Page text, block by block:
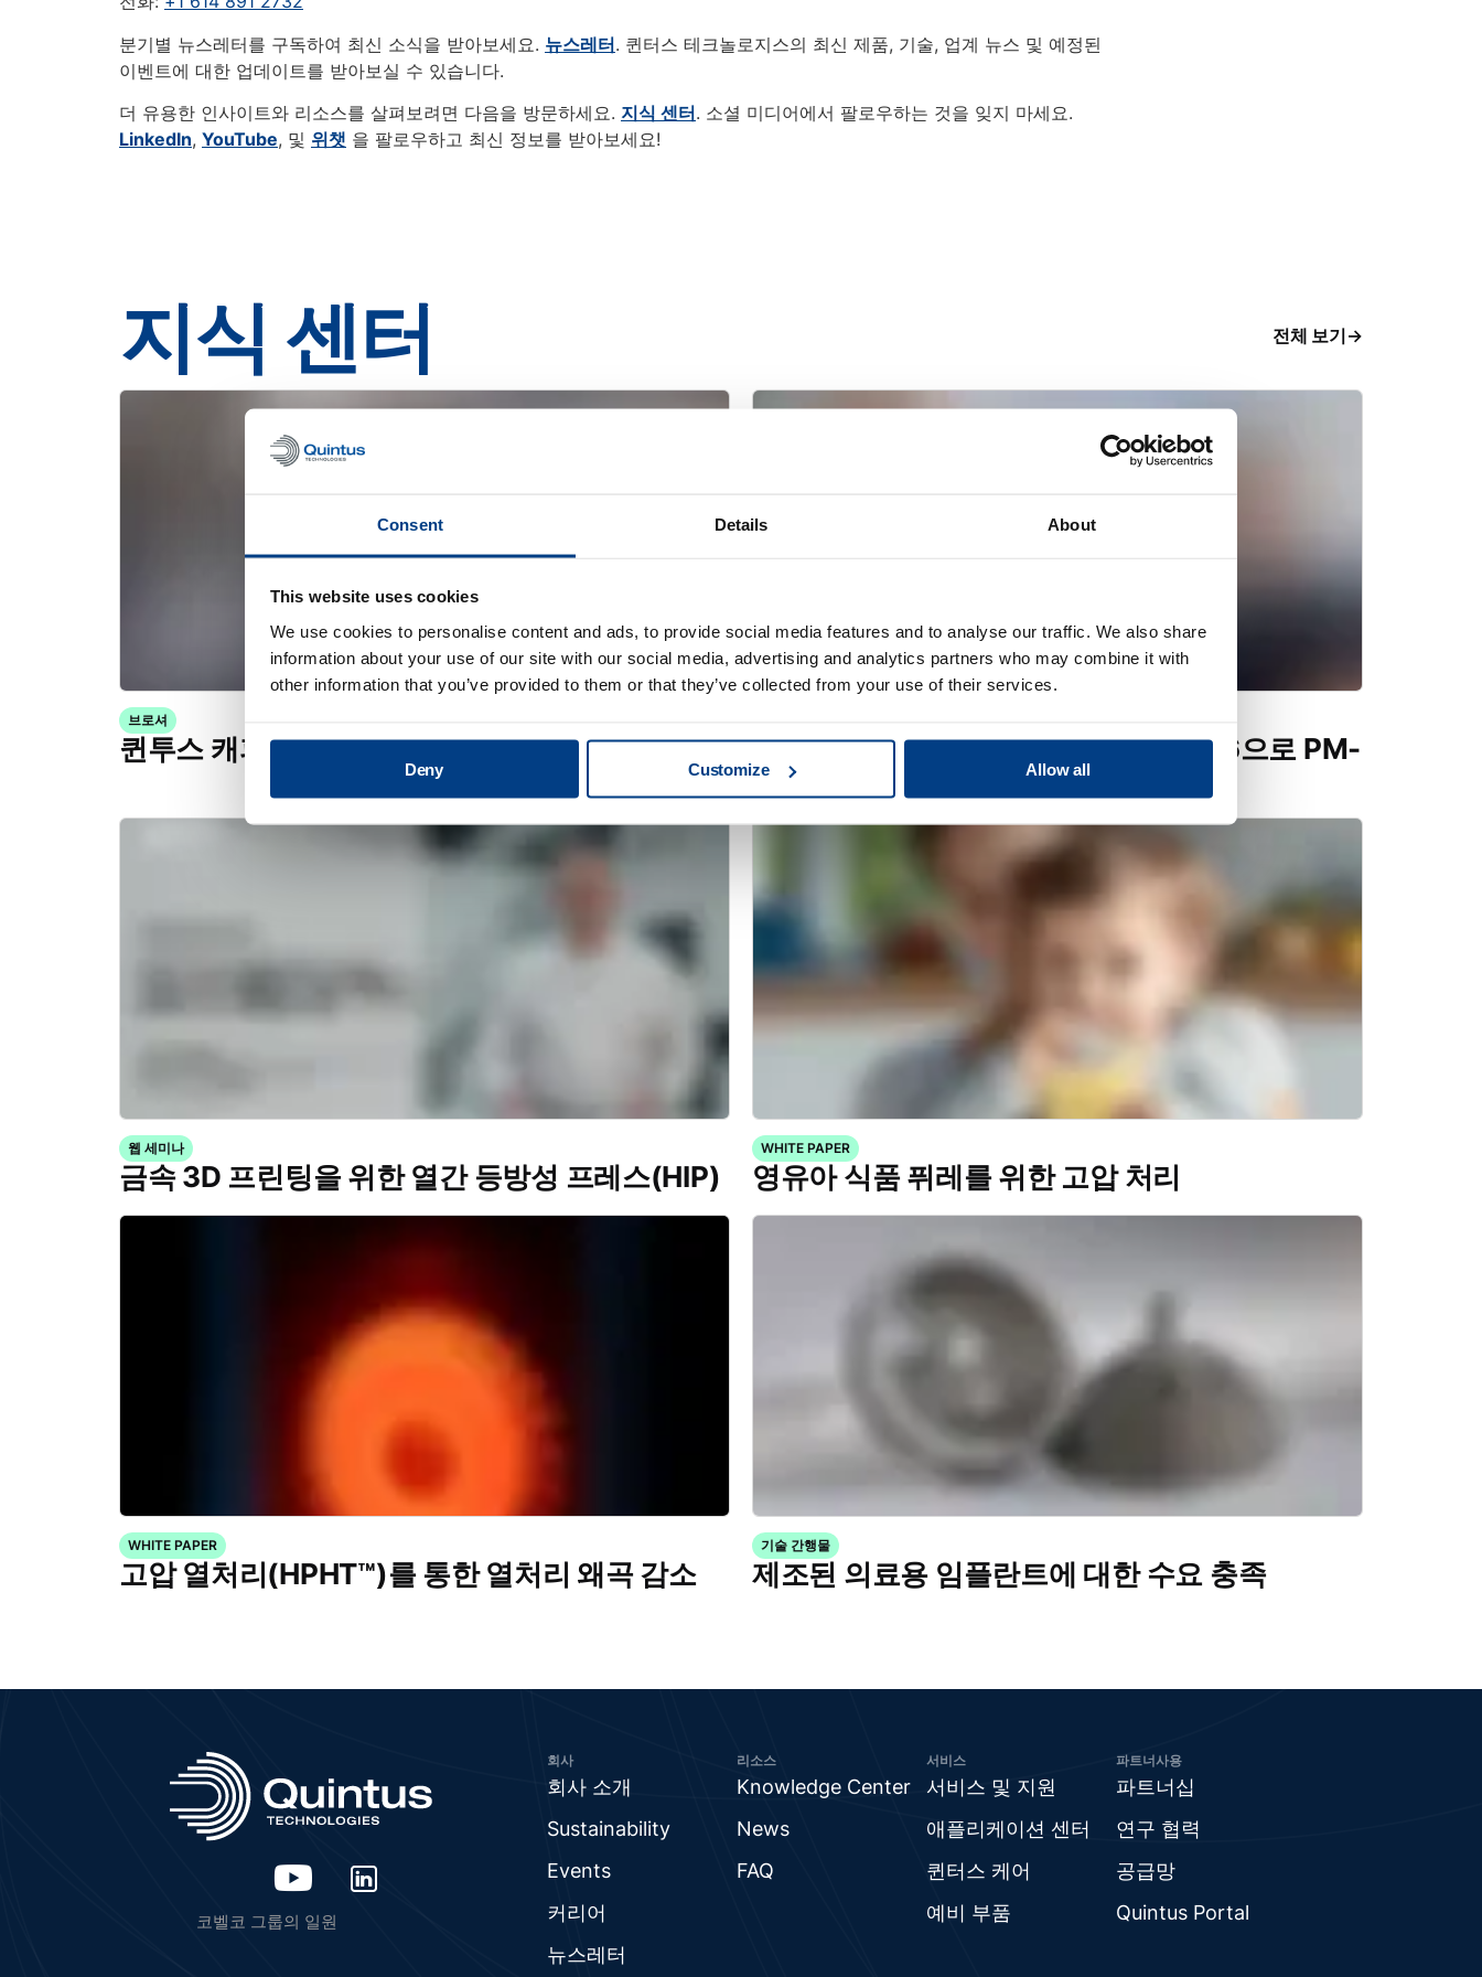
Consent Details About
This website uses cookies
We use cookies to personalise content and ads, to provide social media features and to analyse our traffic. We also share
information about your use of our site with our social media, advertising and analytics partners who may combine it with
other information that you’ve provided to them or that they’ve collected from your use of their services.
Deny Customize Allow all
분기별 뉴스레터를 구독하여 최신 소식을 받아보세요. 뉴스레터. 퀸터스 테크놀로지스의 최신 제품, 기술, 업계 뉴스 및 예정된
이벤트에 대한 업데이트를 받아보실 수 있습니다.
더 유용한 인사이트와 리소스를 살펴보려면 다음을 방문하세요. 지식 센터. 소셜 미디어에서 팔로우하는 것을 잊지 마세요.
LinkedIn, YouTube, 및 위챗 을 팔로우하고 최신 정보를 받아보세요!
지식 센터 전체 보기
브로셔
퀸투스 캐피탈의 고온 등방성 프레스용 부품
MTC 파우더 솔루션, Quintus QIH 286으로 PM-
HIP 기능 확장
웹 세미나
금속 3D 프린팅을 위한 열간 등방성 프레스(HIP)
WHITE PAPER
영유아 식품 퓌레를 위한 고압 처리
WHITE PAPER
고압 열처리(HPHT™)를 통한 열처리 왜곡 감소
기술 간행물
제조된 의료용 임플란트에 대한 수요 충족
코벨코 그룹의 일원
회사
회사 소개
Sustainability
Events
커리어
뉴스레터
리소스
Knowledge Center
News
FAQ
서비스
서비스 및 지원
애플리케이션 센터
퀸터스 케어
예비 부품
파트너사용
파트너십
연구 협력
공급망
Quintus Portal